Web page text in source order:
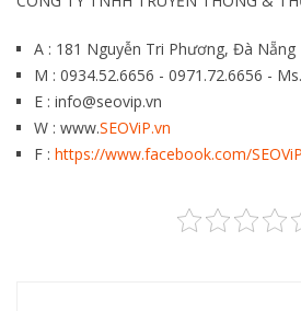
A : 181 Nguyễn Tri Phương, Đà Nẵng
M : 0934.52.6656 - 0971.72.6656 -
E : info@seovip.vn
W : www.SEOViP.vn
F : https://www.facebook.com/